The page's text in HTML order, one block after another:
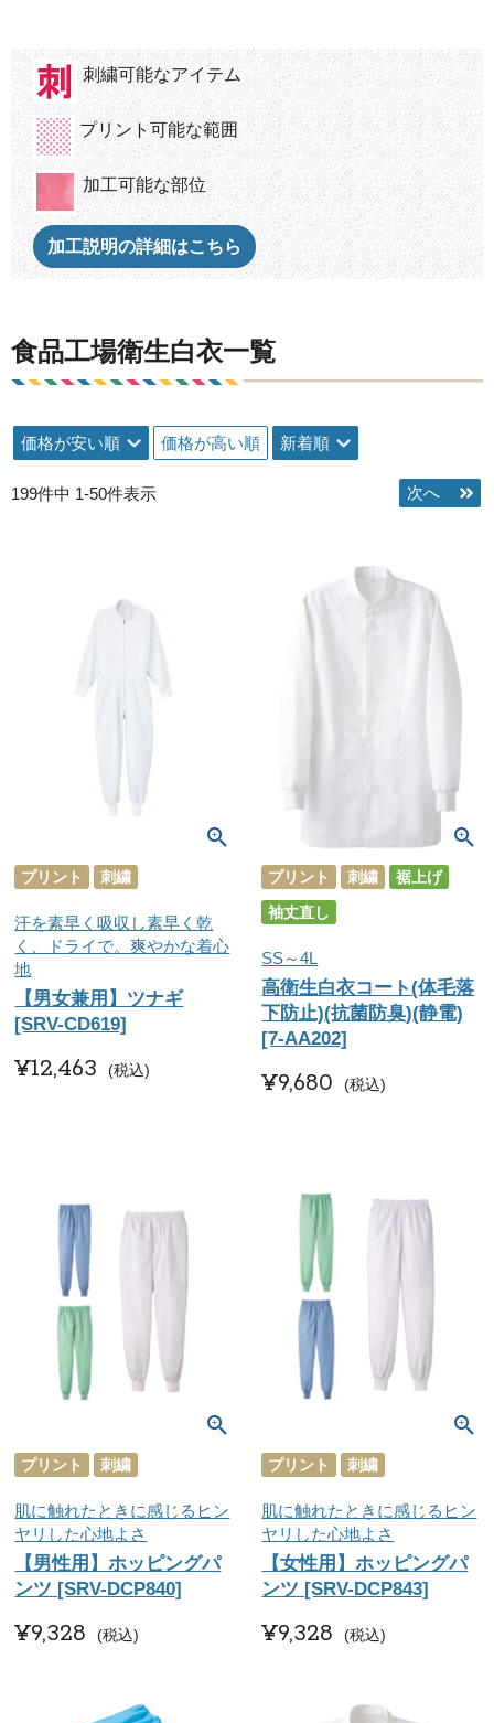
刺繍可能なアイテム
プリント可能な範囲
加工可能な部位
加工説明の詳細はこちら
食品工場衛生白衣一覧
価格が安い順 価格が高い順 新着順
199件中 1-50件表示
プリント 刺繍
汗を素早く吸収し素早く乾
く、ドライで。爽やかな着心
地
【男女兼用】ツナギ
[SRV-CD619]
¥12,463 税込
プリント 刺繍
裾上げ
袖丈直し
SS～4L
高衛生白衣コート(体毛落
下防止)(抗菌防臭)(静電)
[7-AA202]
¥9,680 税込
プリント 刺繍
肌に触れたときに感じるヒン
ヤリした心地よさ
【男性用】ホッピングパ
ンツ [SRV-DCP840]
¥9,328 税込
プリント 刺繍
肌に触れたときに感じるヒン
ヤリした心地よさ
【女性用】ホッピングパ
ンツ [SRV-DCP843]
¥9,328 税込